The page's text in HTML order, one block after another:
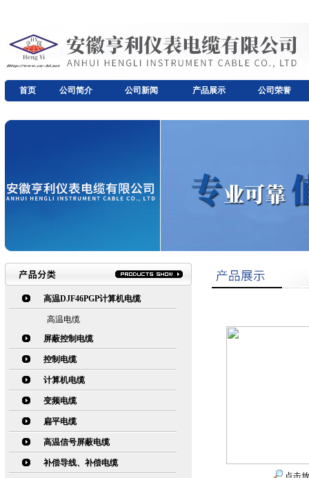
首页 公司简介 公司新闻 产品展示 公司荣誉
高温DJF46PGP计算机电缆
高温电缆
屏蔽控制电缆
控制电缆
计算机电缆
变频电缆
扁平电缆
高温信号屏蔽电缆
补偿导线、补偿电缆
点击